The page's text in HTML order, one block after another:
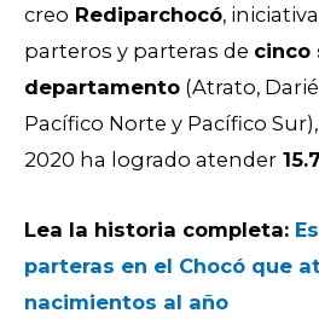
creo Rediparchocó,
parteros y parteras de cinco
departamento (Atrato,
Pacífico Norte y Pacífico
2020 ha logrado atender
Lea la historia completa:
parteras en el Chocó que
nacimientos al año